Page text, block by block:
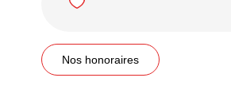
Nos honoraires